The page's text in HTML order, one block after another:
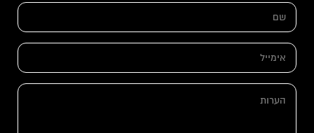
ש
*
י
י
א
מ
י
ה